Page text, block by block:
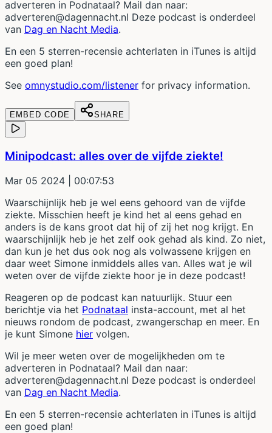
adverteren in Podnataal? Mail dan naar:
adverteren@dagennacht.nl Deze podcast is onderdeel
van Dag en Nacht Media.
En een 5 sterren-recensie achterlaten in iTunes is altijd
een goed plan!
See omnystudio.com/listener for privacy information.
EMBED CODE SHARE
Minipodcast: alles over de vijfde ziekte!
Mar 05 2024 | 00:07:53
Waarschijnlijk heb je wel eens gehoord van de vijfde
ziekte. Misschien heeft je kind het al eens gehad en
anders is de kans groot dat hij of zij het nog krijgt. En
waarschijnlijk heb je het zelf ook gehad als kind. Zo niet,
dan kun je het dus ook nog als volwassene krijgen en
daar weet Simone inmiddels alles van. Alles wat je wil
weten over de vijfde ziekte hoor je in deze podcast!
Reageren op de podcast kan natuurlijk. Stuur een
berichtje via het Podnataal insta-account, met al het
nieuws rondom de podcast, zwangerschap en meer. En
je kunt Simone hier volgen.
Wil je meer weten over de mogelijkheden om te
adverteren in Podnataal? Mail dan naar:
adverteren@dagennacht.nl Deze podcast is onderdeel
van Dag en Nacht Media.
En een 5 sterren-recensie achterlaten in iTunes is altijd
een goed plan!